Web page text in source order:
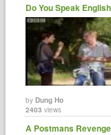
Do You Speak
byDung Ho
2403 views
A Postmans